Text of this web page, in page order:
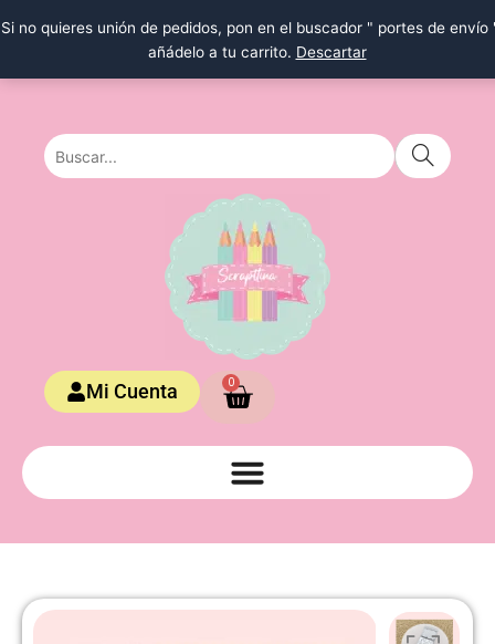
Si no quieres unión de pedidos, pon en el buscador " portes de envío
añádelo a tu carrito. Descartar
al
Mi Cuenta 0
Carrito